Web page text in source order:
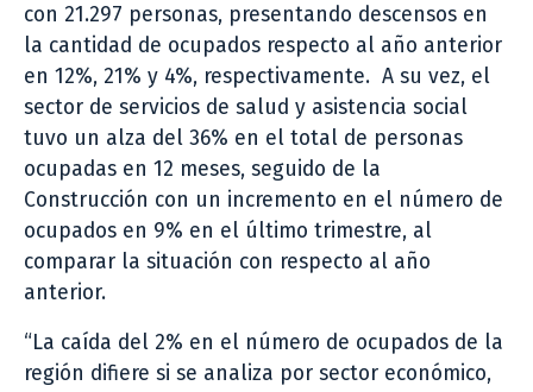
con 21.297 personas, presentando descensos en
la cantidad de ocupados respecto al año anterior
en 12%, 21% y 4%, respectivamente. A su vez, el
sector de servicios de salud y asistencia social
tuvo un alza del 36% en el total de personas
ocupadas en 12 meses, seguido de la
Construcción con un incremento en el número de
ocupados en 9% en el último trimestre, al
comparar la situación con respecto al año
anterior.
“La caída del 2% en el número de ocupados de la
región difiere si se analiza por sector económico,